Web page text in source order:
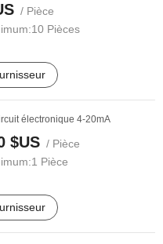
/ Pièce
10 Pièces
électronique 4-20mA
$US / Pièce
1 Pièce